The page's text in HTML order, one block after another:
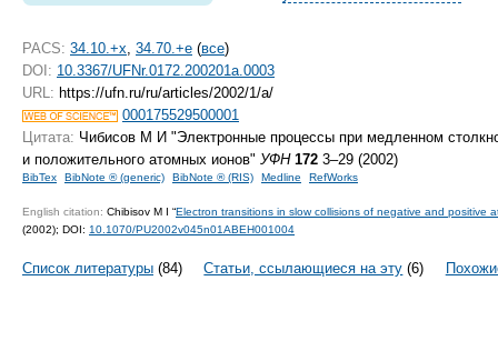
PACS: 34.10.+x 34.70.+e (все)
DOI: 10.3367/UFNr.0172.200201a.0003
URL: https://ufn.ru/ru/articles/2002/1/a/
000175529500001
Цитата: Чибисов М И "Электронные процессы при медленном
и положительного атомных ионов" УФН 172 3–29 (2002)
BibTex BibNote ® (generic) BibNote ® (RIS) Medline RefWorks
English citation: Chibisov M I “Electron transitions in slow collisions of negative and positive
(2002); DOI: 10.1070/PU2002v045n01ABEH001004
Список литературы (84) Статьи, ссылающиеся на эту (6)